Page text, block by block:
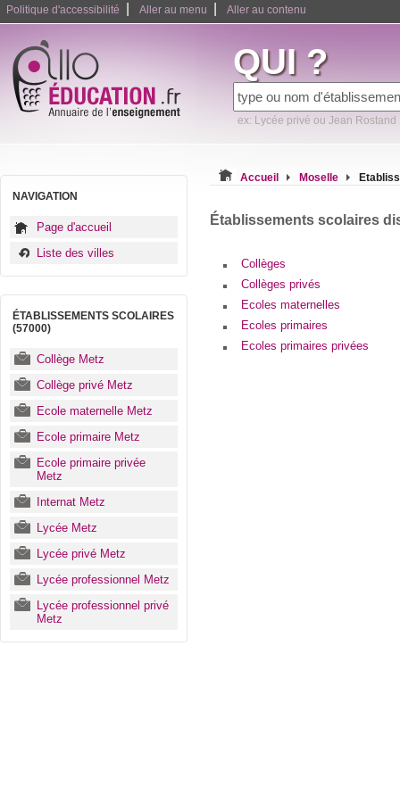
Politique d'accessibilité Aller au menu Aller au contenu
QUI ?
ex: Lycée privé ou Jean Rostand
NAVIGATION
Page d'accueil
Liste des villes
ÉTABLISSEMENTS SCOLAIRES
(57000)
Collège Metz
Collège privé Metz
Ecole maternelle Metz
Ecole primaire Metz
Ecole primaire privée
Metz
Internat Metz
Lycée Metz
Lycée privé Metz
Lycée professionnel Metz
Lycée professionnel privé
Metz
Accueil Moselle
Établissements scolaires
Collèges
Collèges privés
Ecoles maternelles
Ecoles primaires
Ecoles primaires privées